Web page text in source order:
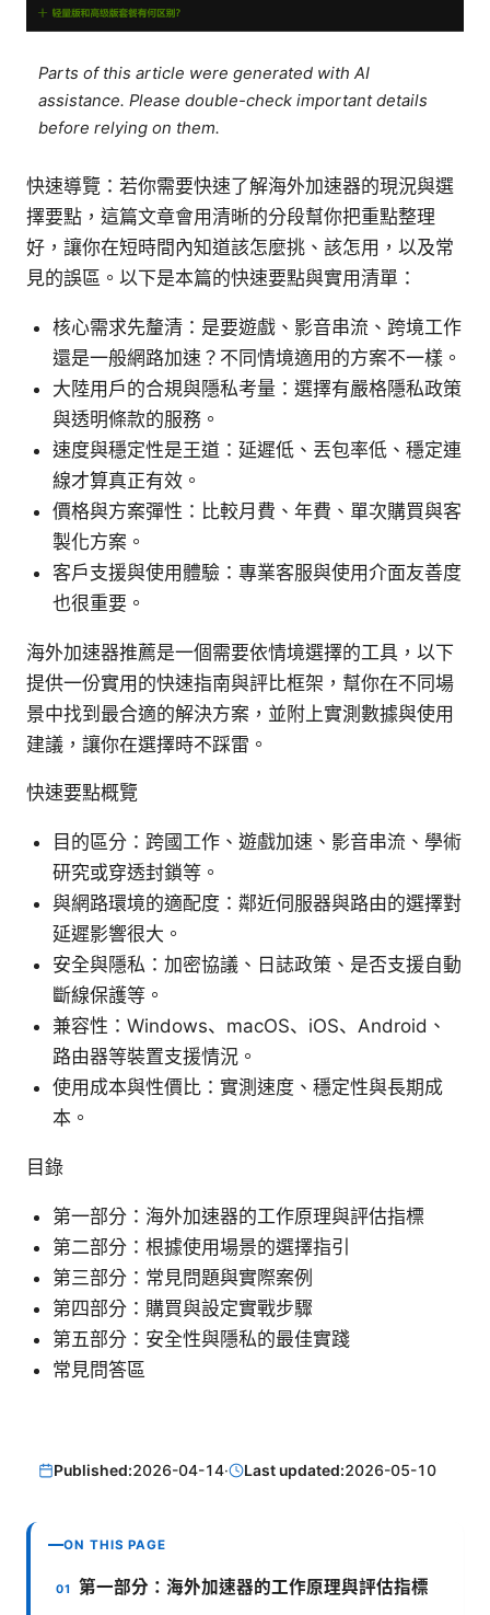
Parts of this article were generated with AI
assistance. Please double-check important details
before relying on them.
快速導覽：若你需要快速了解海外加速器的現況與選
擇要點，這篇文章會用清晰的分段幫你把重點整理
好，讓你在短時間內知道該怎麼挑、該怎用，以及常
見的誤區。以下是本篇的快速要點與實用清單：
核心需求先釐清：是要遊戲、影音串流、跨境工作
還是一般網路加速？不同情境適用的方案不一樣。
大陸用戶的合規與隱私考量：選擇有嚴格隱私政策
與透明條款的服務。
速度與穩定性是王道：延遲低、丟包率低、穩定連
線才算真正有效。
價格與方案彈性：比較月費、年費、單次購買與客
製化方案。
客戶支援與使用體驗：專業客服與使用介面友善度
也很重要。
海外加速器推薦是一個需要依情境選擇的工具，以下
提供一份實用的快速指南與評比框架，幫你在不同場
景中找到最合適的解決方案，並附上實測數據與使用
建議，讓你在選擇時不踩雷。
快速要點概覽
目的區分：跨國工作、遊戲加速、影音串流、學術
研究或穿透封鎖等。
與網路環境的適配度：鄰近伺服器與路由的選擇對
延遲影響很大。
安全與隱私：加密協議、日誌政策、是否支援自動
斷線保護等。
兼容性：Windows、macOS、iOS、Android、
路由器等裝置支援情況。
使用成本與性價比：實測速度、穩定性與長期成
本。
目錄
第一部分：海外加速器的工作原理與評估指標
第二部分：根據使用場景的選擇指引
第三部分：常見問題與實際案例
第四部分：購買與設定實戰步驟
第五部分：安全性與隱私的最佳實踐
常見問答區
Published:2026-04-14· Last updated:2026-05-10
ON THIS PAGE
第一部分：海外加速器的工作原理與評估指標